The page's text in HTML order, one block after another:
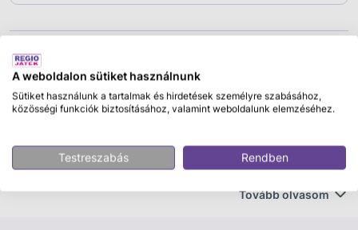
Leírás
Merre tartasz az életben? Az Élet játéka társasjátékban
utazz át az életen és hozz olyan döntéseket, melyek
egyenesen karriert csinálsz? A kockázatos útra lépsz,
kockáztatva ezzel vagyonodat, vagy maradsz a
biztonságos úton? A családi élet vajon neked való? Éld
Tovább olvasom
A weboldalon sütiket használnunk
Sütiket használunk a tartalmak és hirdetések személyre szabásához,
közösségi funkciók biztosításához, valamint weboldalunk elemzéséhez.
Testreszabás Rendben